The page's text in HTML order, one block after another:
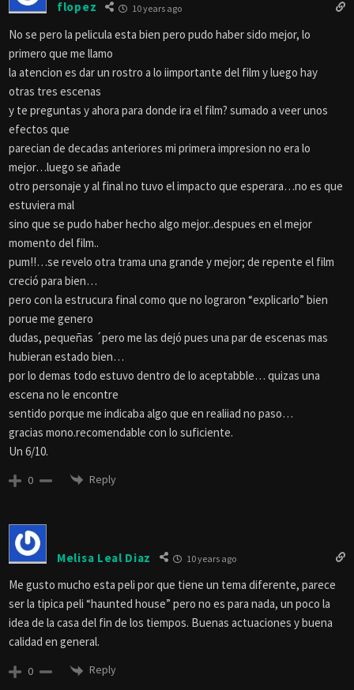
flopez 10 years ago
No se pero la pelicula esta bien pero pudo haber sido mejor, lo
primero que me llamo
la atencion es dar un rostro a lo iimportante del film y luego hay
otras tres escenas
y te preguntas y ahora para donde ira el film? sumado a veer unos
efectos que
parecian de decadas anteriores mi primera impresion no era lo
mejor…luego se añade
otro personaje y al final no tuvo el impacto que esperara…no es que
estuviera mal
sino que se pudo haber hecho algo mejor..despues en el mejor
momento del film..
pum!!…se revelo otra trama una grande y mejor; de repente el film
creció para bien…
pero con la estrucura final como que no lograron “explicarlo” bien
porue me genero
dudas, pequeñas ´pero me las dejó pues una par de escenas mas
hubieran estado bien…
por lo demas todo estuvo dentro de lo aceptabble… quizas una
escena no le encontre
sentido porque me indicaba algo que en realiiad no paso…
gracias mono.recomendable con lo suficiente.
Un 6/10.
0 Reply
Melisa Leal Diaz 10 years ago
Me gusto mucho esta peli por que tiene un tema diferente, parece
ser la tipica peli “haunted house” pero no es para nada, un poco la
idea de la casa del fin de los tiempos. Buenas actuaciones y buena
calidad en general.
0 Reply